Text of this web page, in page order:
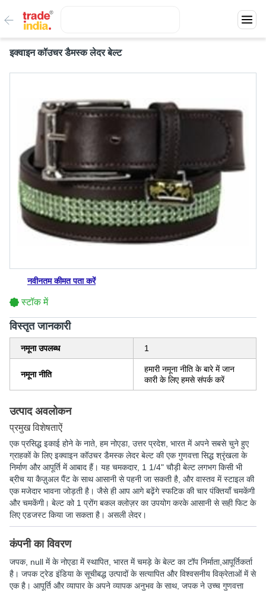
इक्वाइन कॉउचर डैमस्क लेदर बेल्ट
नवीनतम कीमत पता करें
स्टॉक में
विस्‍तृत जानकारी
नमूना उपलब्ध 1
नमूना नीति
हमारी नमूना नीति के बारे में जान
कारी के लिए हमसे संपर्क करें
उत्पाद अवलोकन
प्रमुख विशेषताऐं
एक प्रसिद्ध इकाई होने के नाते, हम नोएडा, उत्तर प्रदेश, भारत में अपने सबसे चुने हुए
ग्राहकों के लिए इक्वाइन कॉउचर डैमस्क लेदर बेल्ट की एक गुणवत्ता सिद्ध श्रृंखला के
निर्माण और आपूर्ति में आबाद हैं। यह चमकदार, 1 1/4" चौड़ी बेल्ट लगभग किसी भी
ब्रीच या कैज़ुअल पैंट के साथ आसानी से पहनी जा सकती है, और वास्तव में स्टाइल की
एक मजेदार भावना जोड़ती है। जैसे ही आप आगे बढ़ेंगे स्फटिक की चार पंक्तियाँ चमकेंगी
और चमकेंगी। बेल्ट को 1 प्रोंग बकल क्लोज़र का उपयोग करके आसानी से सही फिट के
लिए एडजस्ट किया जा सकता है। असली लेदर।
कंपनी का विवरण
जपक, null में के नोएडा में स्थापित, भारत में चमड़े के बेल्ट का टॉप निर्माता,आपूर्तिकर्ता
है। जपक ट्रेड इंडिया के सूचीबद्ध उत्पादों के सत्यापित और विश्वसनीय विक्रेताओं में से
एक है। आपूर्ति और व्यापार के अपने व्यापक अनुभव के साथ, जपक ने उच्च गुणवत्ता